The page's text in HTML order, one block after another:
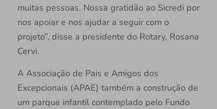
muitas pessoas. Nossa gratidão ao Sicredi por
nos apoiar e nos ajudar a seguir com o
projeto”, disse a presidente do Rotary, Rosana
Cervi.
A Associação de Pais e Amigos dos
Excepcionais (APAE) também a construção de
um parque infantil contemplado pelo Fundo